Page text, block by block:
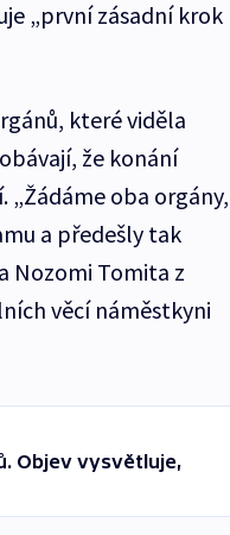
„první zásadní krok
které viděla
že konání
oba orgány,
a předešly tak
Nozomi Tomita z
věcí náměstkyni
Objev vysvětluje,